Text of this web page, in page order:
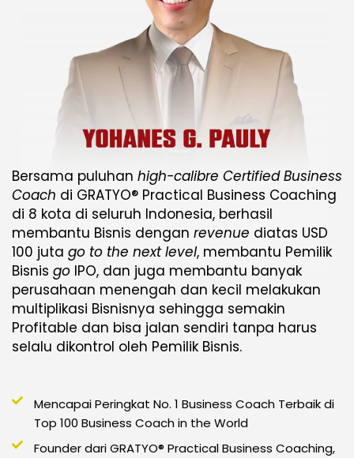
Bersama puluhan high-calibre Certified Business
Coach di GRATYO® Practical Business Coaching
di 8 kota di seluruh Indonesia, berhasil
membantu Bisnis dengan revenue diatas USD
100 juta go to the next level, membantu Pemilik
Bisnis go IPO, dan juga membantu banyak
perusahaan menengah dan kecil melakukan
multiplikasi Bisnisnya sehingga semakin
Profitable dan bisa jalan sendiri tanpa harus
selalu dikontrol oleh Pemilik Bisnis.
Mencapai Peringkat No. 1 Business Coach Terbaik di
Top 100 Business Coach in the World
Founder dari GRATYO® Practical Business Coaching,